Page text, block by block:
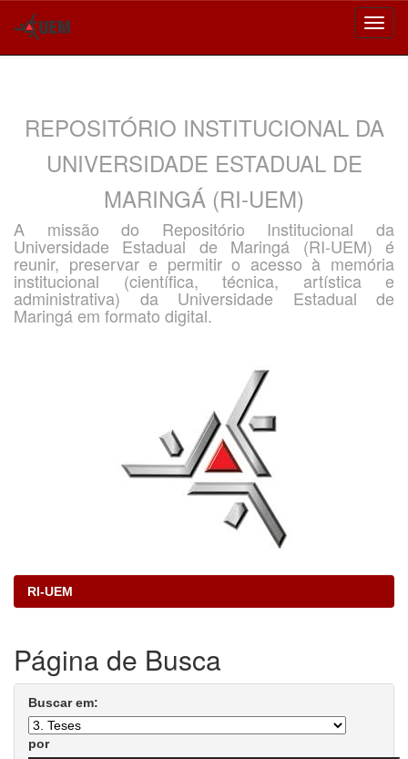
REPOSITÓRIO INSTITUCIONAL DA
UNIVERSIDADE ESTADUAL DE
MARINGÁ (RI-UEM)
A missão do Repositório Institucional da
Universidade Estadual de Maringá (RI-UEM) é
reunir, preservar e permitir o acesso à memória
institucional (científica, técnica, artística e
administrativa) da Universidade Estadual de
Maringá em formato digital.
RI-UEM
Página de Busca
Buscar em:
por